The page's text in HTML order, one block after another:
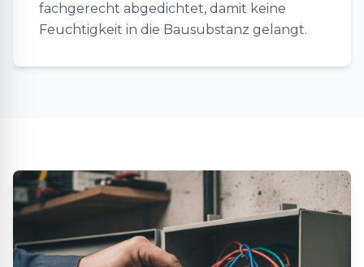
fachgerecht abgedichtet, damit keine
Feuchtigkeit in die Bausubstanz gelangt.